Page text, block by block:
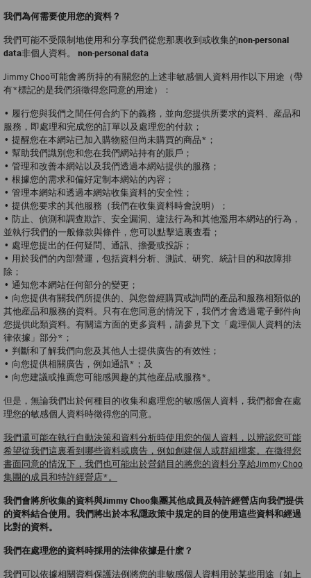
我們為何需要使用您的資料？
我們可能不受限制地使用和分享我們從您那裏收到或收集的non-personal
data非個人資料。 non-personal data
Jimmy Choo可能會將所持的有關您的上述非敏感個人資料用作以下用途（帶
有*標記的是我們須徵得您同意的用途）：
• 履行您與我們之間任何合約下的義務，並向您提供所要求的資料、産品和
服務，即處理和完成您的訂單以及處理您的付款；
• 提醒您在本網站已加入購物籃但尚未購買的商品*；
• 幫助我們識別您和您在我們網站持有的賬戶；
• 管理和改善本網站以及我們透過本網站提供的服務；
• 根據您的需求和偏好定制本網站的內容；
• 管理本網站和透過本網站收集資料的安全性；
• 提供您要求的其他服務（我們在收集資料時會說明）；
• 防止、偵測和調查欺詐、安全漏洞、違法行為和其他濫用本網站的行為，
並執行我們的一般條款與條件，您可以點擊這裏查看；
• 處理您提出的任何疑問、通訊、擔憂或投訴；
• 用於我們的內部營運，包括資料分析、測試、研究、統計目的和故障排
除；
• 通知您本網站任何部分的變更；
• 向您提供有關我們所提供的、與您曾經購買或詢問的產品和服務相類似的
其他産品和服務的資料。只有在您同意的情況下，我們才會透過電子郵件向
您提供此類資料。有關這方面的更多資料，請參見下文「處理個人資料的法
律依據」部分*；
• 判斷和了解我們向您及其他人士提供廣告的有效性；
• 向您提供相關廣告，例如通訊*；及
• 向您建議或推薦您可能感興趣的其他産品或服務*。
但是，無論我們出於何種目的收集和處理您的敏感個人資料，我們都會在處
理您的敏感個人資料時徵得您的同意。
我們還可能在執行自動決策和資料分析時使用您的個人資料，以辨認您可能
希望從我們這裏看到哪些資料或廣告，例如創建個人或群組檔案。在徵得您
書面同意的情況下，我們也可能出於營銷目的將您的資料分享給Jimmy Choo
集團的成員和特許經營店*。
我們會將所收集的資料與Jimmy Choo集團其他成員及特許經營店向我們提供
的資料結合使用。我們將出於本私隱政策中規定的目的使用這些資料和經過
比對的資料。
我們在處理您的資料時採用的法律依據是什麽？
我們可以依據相關資料保護法例將您的非敏感個人資料用於某些用途（如上